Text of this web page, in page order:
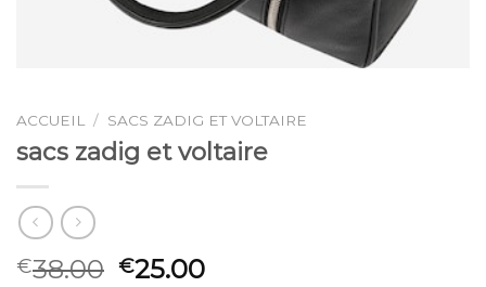
ACCUEIL / SACS ZADIG ET VOLTAIRE
sacs zadig et voltaire
€38.00 €25.00